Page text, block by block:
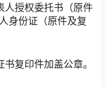
人授权委托书（原件
身份证（原件及复
复印件加盖公章。